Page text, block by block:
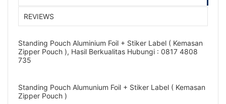
REVIEWS
Standing Pouch Aluminium Foil + Stiker Label ( Kemasan
Zipper Pouch ), Hasil Berkualitas Hubungi : 0817 4808
735
Standing Pouch Alumunium Foil + Stiker Label ( Kemasan
Zipper Pouch )